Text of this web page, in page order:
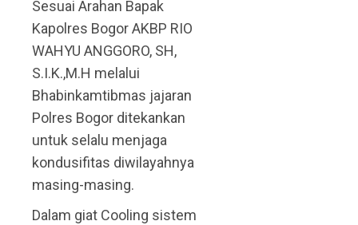
Sesuai Arahan Bapak
Kapolres Bogor AKBP RIO
WAHYU ANGGORO, SH,
S.I.K.,M.H melalui
Bhabinkamtibmas jajaran
Polres Bogor ditekankan
untuk selalu menjaga
kondusifitas diwilayahnya
masing-masing.
Dalam giat Cooling sistem